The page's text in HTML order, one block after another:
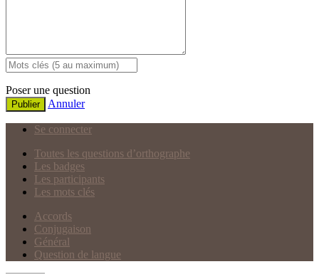
Poser une question
Publier Annuler
Se connecter
Toutes les questions d’orthographe
Les badges
Les participants
Les mots clés
Accords
Conjugaison
Général
Question de langue